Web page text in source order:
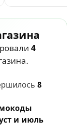
4
8
и июль